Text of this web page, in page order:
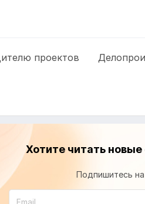
проектов
Хотите читать
Подпишитесь